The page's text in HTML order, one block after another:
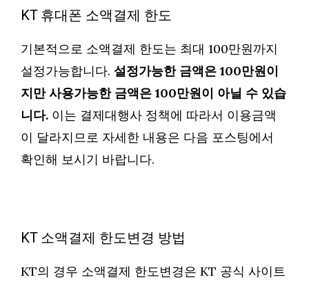
KT 휴대폰 소액결제 한도
기본적으로 소액결제 한도는 최대 100만원까지
설정가능합니다. 설정가능한 금액은 100만원이
지만 사용가능한 금액은 100만원이 아닐 수 있습
니다. 이는 결제대행사 정책에 따라서 이용금액
이 달라지므로 자세한 내용은 다음 포스팅에서
확인해 보시기 바랍니다.
KT 소액결제 한도변경 방법
KT의 경우 소액결제 한도변경은 KT 공식 사이트